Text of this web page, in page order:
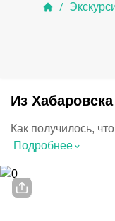
/
Из
Как получилось,
Подробнее⌃